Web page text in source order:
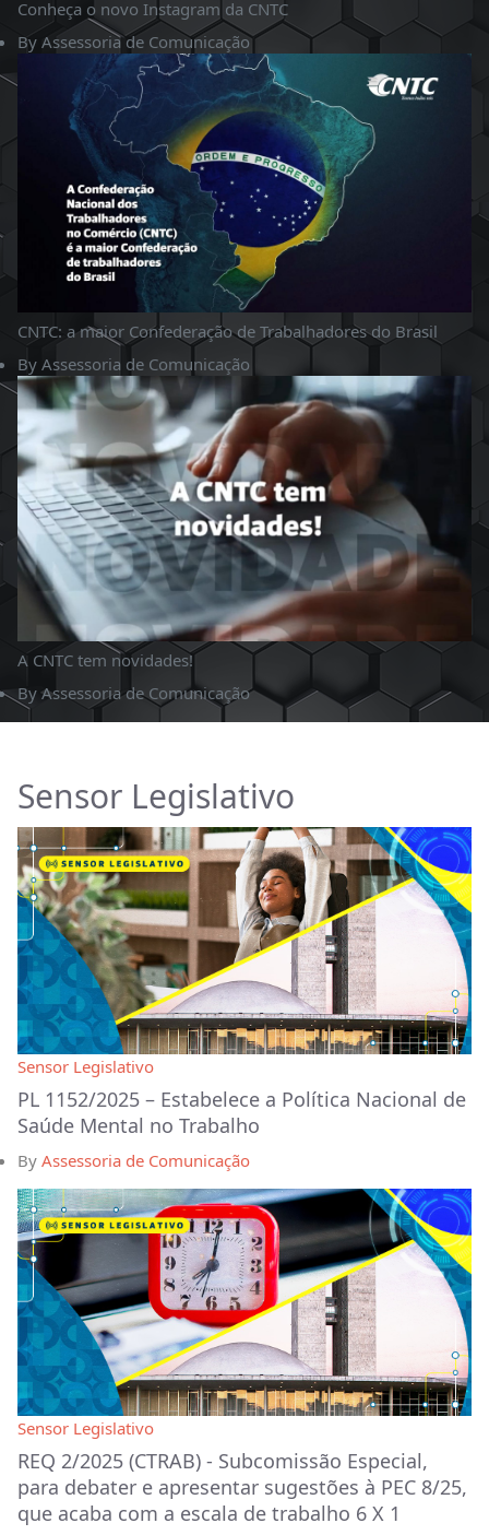
Conheça o novo Instagram da CNTC
By Assessoria de Comunicação
CNTC: a maior Confederação de Trabalhadores do Brasil
By Assessoria de Comunicação
A CNTC tem novidades!
By Assessoria de Comunicação
Sensor Legislativo
Sensor Legislativo
PL 1152/2025 – Estabelece a Política Nacional de
Saúde Mental no Trabalho
By Assessoria de Comunicação
Sensor Legislativo
REQ 2/2025 (CTRAB) - Subcomissão Especial,
para debater e apresentar sugestões à PEC 8/25,
que acaba com a escala de trabalho 6 X 1